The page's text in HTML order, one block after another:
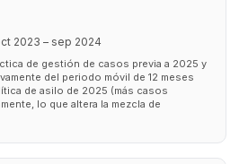
2023 – sep 2024
de gestión de casos previa a 2025 y
del periodo móvil de 12 meses
de asilo de 2025 (más casos
lo que altera la mezcla de